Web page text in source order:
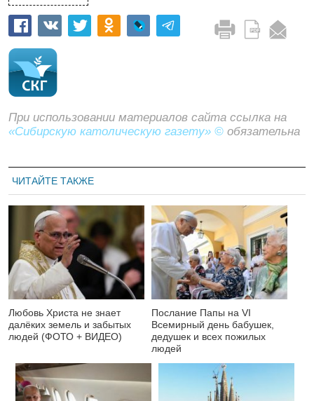
При использовании материалов сайта ссылка на
«Сибирскую католическую газету» © обязательна
ЧИТАЙТЕ ТАКЖЕ
Любовь Христа не знает
далёких земель и забытых
людей (ФОТО + ВИДЕО)
Послание Папы на VI
Всемирный день бабушек,
дедушек и всех пожилых
людей